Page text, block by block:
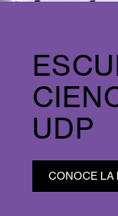
UDP
CONOCE LA